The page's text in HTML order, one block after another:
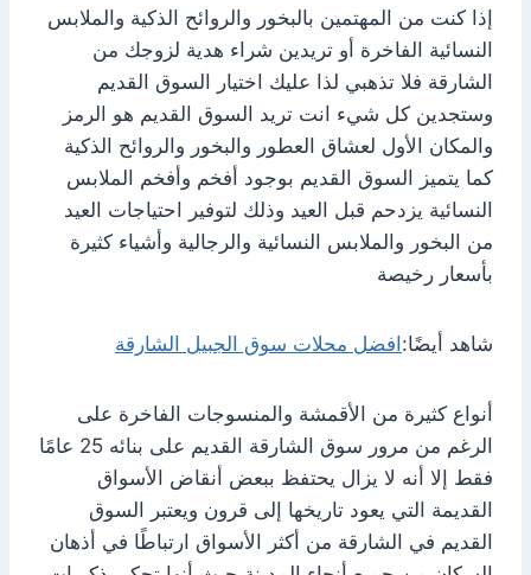
إذا كنت من المهتمين بالبخور والروائح الذكية والملابس
النسائية الفاخرة أو تريدين شراء هدية لزوجك من
الشارقة فلا تذهبي لذا عليك اختيار السوق القديم
وستجدين كل شيء انت تريد السوق القديم هو الرمز
والمكان الأول لعشاق العطور والبخور والروائح الذكية
كما يتميز السوق القديم بوجود أفخم وأفخم الملابس
النسائية يزدحم قبل العيد وذلك لتوفير احتياجات العيد
من البخور والملابس النسائية والرجالية وأشياء كثيرة
بأسعار رخيصة
شاهد أيضًا:افضل محلات سوق الجبيل الشارقة
أنواع كثيرة من الأقمشة والمنسوجات الفاخرة على
الرغم من مرور سوق الشارقة القديم على بنائه 25 عامًا
فقط إلا أنه لا يزال يحتفظ ببعض أنقاض الأسواق
القديمة التي يعود تاريخها إلى قرون ويعتبر السوق
القديم في الشارقة من أكثر الأسواق ارتباطًا في أذهان